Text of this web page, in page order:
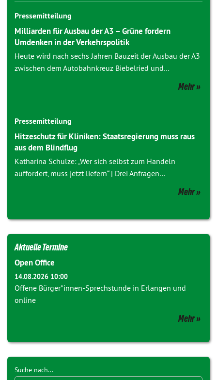
Pressemitteilung
Milliarden für Ausbau der A3 – Grüne fordern
Umdenken in der Verkehrspolitik
Heute wird nach sechs Jahren Bauzeit der Ausbau der A3
zwischen dem Autobahnkreuz Biebelried und…
Mehr
Pressemitteilung
Hitzeschutz für Kliniken: Staatsregierung muss raus
aus dem Blindflug
Katharina Schulze: „Wer sich selbst zum Handeln
auffordert, muss jetzt liefern“ | Drei Anfragen…
Mehr
Aktuelle Termine
Open Office
14.08.2026 10:00
Offene Bürger*innen-Sprechstunde in Erlangen und
online
Mehr
Suche nach...